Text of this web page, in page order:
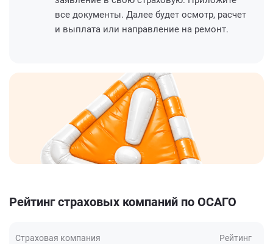
все документы. Далее будет осмотр, расчет
и выплата или направление на ремонт.
Рейтинг страховых компаний по ОСАГО
Страховая компания Рейтинг